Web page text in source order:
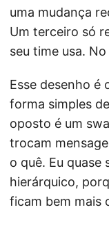
uma mudança
Um terceiro só
seu time usa.
Esse desenho é
forma simples
oposto é um
trocam
o quê. Eu quase
hierárquico,
ficam bem mais